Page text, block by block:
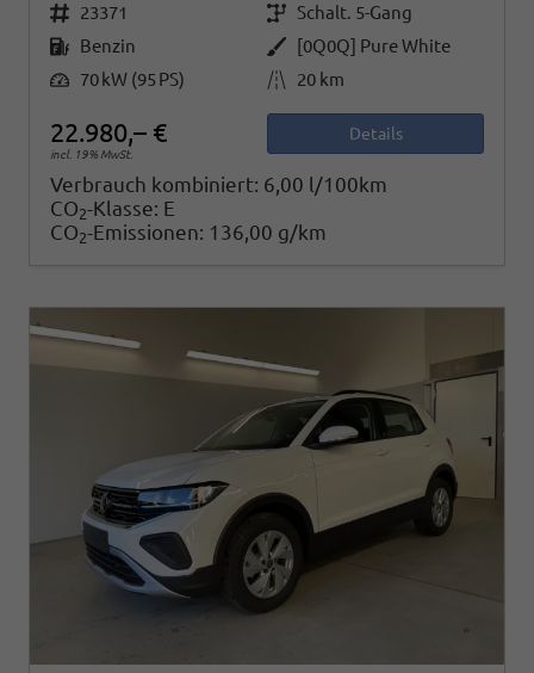
Fahrzeugnr. 23371 Getriebe Schalt. 5-Gang
Kraftstoff Benzin Außenfarbe
[0Q0Q] Pure White
Leistung 70 kW (95 PS) Kilometerstand 20 km
22.980,– €
incl. 19% MwSt.
Details
Verbrauch kombiniert: 6,00 l/100km
CO2-Klasse: E
CO2-Emissionen: 136,00 g/km